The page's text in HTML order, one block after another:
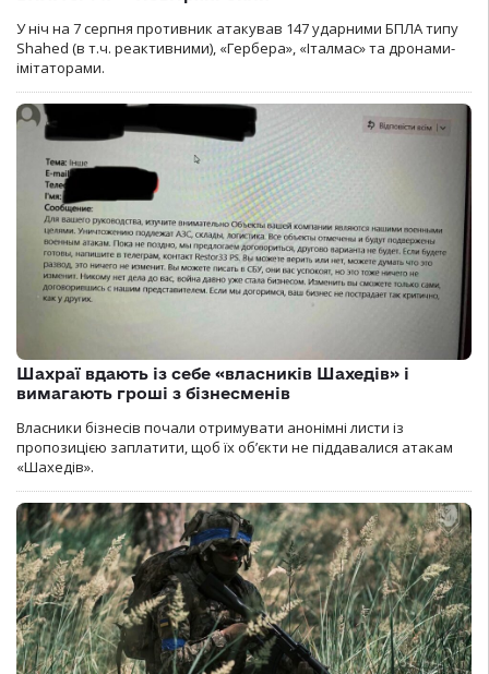
У ніч на 7 серпня противник атакував 147 ударними БПЛА типу
Shahed (в т.ч. реактивними), «Гербера», «Італмас» та дронами-
імітаторами.
Шахраї вдають із себе «власників Шахедів» і
вимагають гроші з бізнесменів
Власники бізнесів почали отримувати анонімні листи із
пропозицією заплатити, щоб їх об’єкти не піддавалися атакам
«Шахедів».